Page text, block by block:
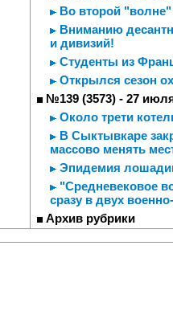
Во второй "волне"
Вниманию
и дивизий!
Студенты из
Открылся сезон
№139 (3573) - 27
Около трети
В Сыктывкаре
массово менять
Эпидемия
"Средневековое
сразу в двух
Архив рубрики